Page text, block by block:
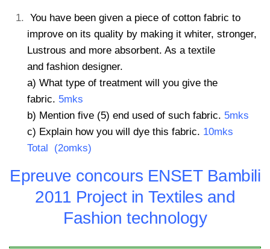
You have been given a piece of cotton fabric to
improve on its quality by making it whiter, stronger,
Lustrous and more absorbent. As a textile
and fashion designer.
a) What type of treatment will you give the
fabric. 5mks
b) Mention five (5) end used of such fabric. 5mks
c) Explain how you will dye this fabric. 10mks
Total (2omks)
Epreuve concours ENSET Bambili
2011 Project in Textiles and
Fashion technology